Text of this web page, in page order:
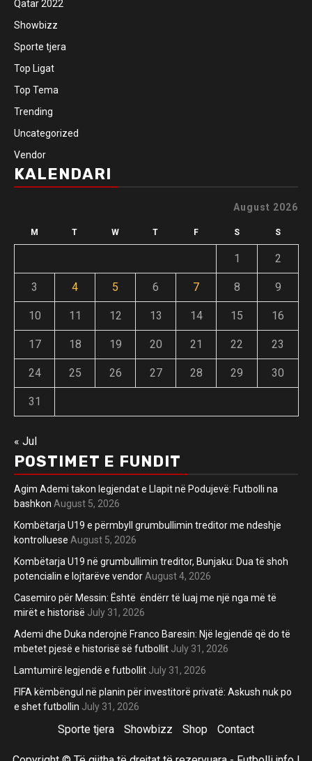
Qatar 2022
Showbizz
Sporte tjera
Top Ligat
Top Tema
Trending
Uncategorized
Vendor
KALENDARI
August 2026
M T W T F S S
1 2
3 4 5 6 7 8 9
10 11 12 13 14 15 16
17 18 19 20 21 22 23
24 25 26 27 28 29 30
31
« Jul
POSTIMET E FUNDIT
Agim Ademi takon legjendat e Llapit në Podujevë: Futbolli na
bashkon August 5, 2026
Kombëtarja U19 e përmbyll grumbullimin treditor me ndeshje
kontrolluese August 5, 2026
Kombëtarja U19 në grumbullimin treditor, Bunjaku: Dua të shoh
potencialin e lojtarëve vendor August 4, 2026
Casemiro për Messin: Është ëndërr të luaj me një nga më të
mirët e historisë July 31, 2026
Ademi dhe Duka nderojnë Franco Baresin: Një legjendë që do të
mbetet pjesë e historisë së futbollit July 31, 2026
Lamtumirë legjendë e futbollit July 31, 2026
FIFA këmbëngul në planin për investitorë privatë: Askush nuk po
e shet futbollin July 31, 2026
Sporte tjera Showbizz Shop Contact